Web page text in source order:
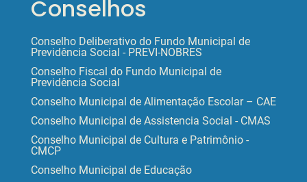
Conselhos
Conselho Deliberativo do Fundo Municipal de
Previdência Social - PREVI-NOBRES
Conselho Fiscal do Fundo Municipal de
Previdência Social
Conselho Municipal de Alimentação Escolar – CAE
Conselho Municipal de Assistencia Social - CMAS
Conselho Municipal de Cultura e Patrimônio -
CMCP
Conselho Municipal de Educação